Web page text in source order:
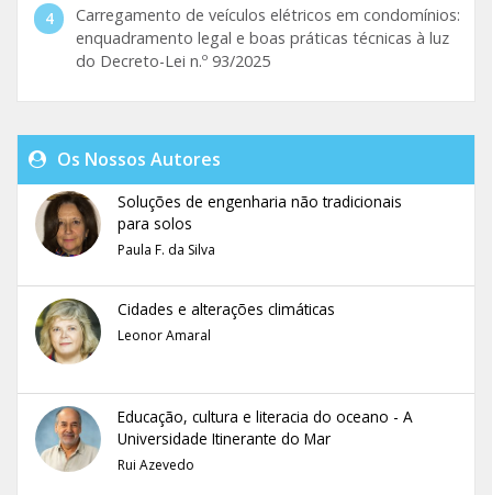
Carregamento de veículos elétricos em condomínios:
enquadramento legal e boas práticas técnicas à luz
do Decreto-Lei n.º 93/2025
Os Nossos Autores
Soluções de engenharia não tradicionais
para solos
Paula F. da Silva
Cidades e alterações climáticas
Leonor Amaral
Educação, cultura e literacia do oceano - A
Universidade Itinerante do Mar
Rui Azevedo